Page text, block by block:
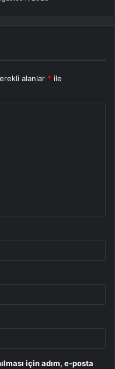
alanlar * ile
için adım, e-posta